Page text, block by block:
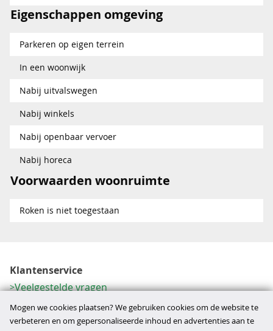
Eigenschappen omgeving
Parkeren op eigen terrein
In een woonwijk
Nabij uitvalswegen
Nabij winkels
Nabij openbaar vervoer
Nabij horeca
Voorwaarden woonruimte
Roken is niet toegestaan
Klantenservice
Veelgestelde vragen
Contactformulier
Herroeping
Mogen we cookies plaatsen? We gebruiken cookies om de website te
verbeteren en om gepersonaliseerde inhoud en advertenties aan te